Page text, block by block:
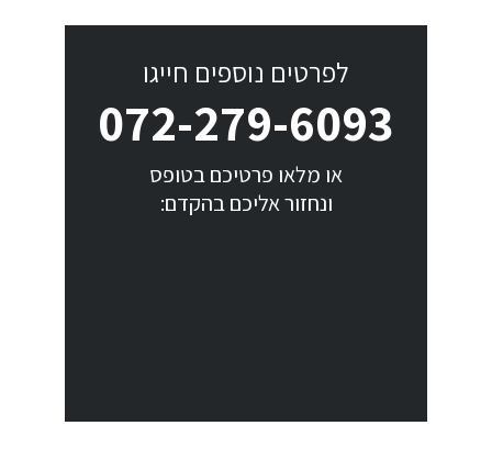
לפרטים נוספים חייגו
072-279-6093
או מלאו פרטיכם בטופס
ונחזור אליכם בהקדם: